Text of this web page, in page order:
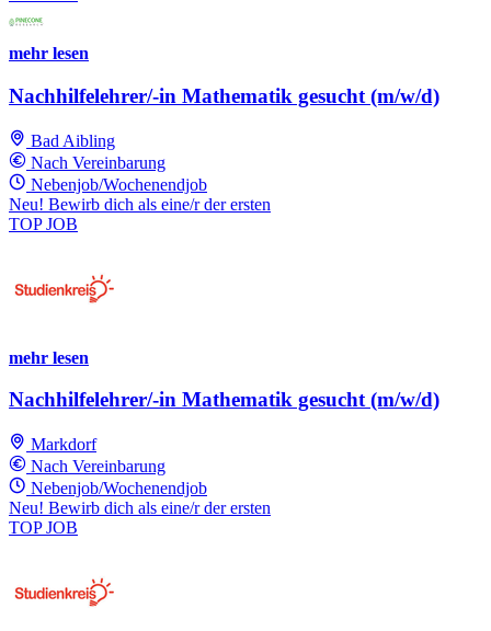
mehr lesen
Nachhilfelehrer/-in Mathematik gesucht (m/w/d)
Bad Aibling
Nach Vereinbarung
Nebenjob/Wochenendjob
Neu! Bewirb dich als eine/r der ersten
TOP JOB
mehr lesen
Nachhilfelehrer/-in Mathematik gesucht (m/w/d)
Markdorf
Nach Vereinbarung
Nebenjob/Wochenendjob
Neu! Bewirb dich als eine/r der ersten
TOP JOB